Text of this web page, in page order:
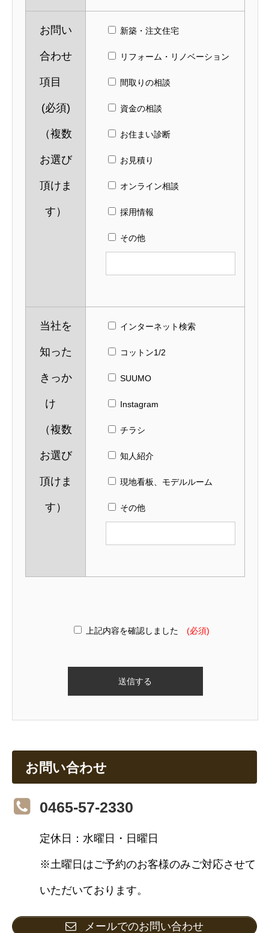
お問い
合わせ
項目
(必須)
（複数
お選び
頂けま
す）
新築・注文住宅
リフォーム・リノベーション
間取りの相談
資金の相談
お住まい診断
お見積り
オンライン相談
採用情報
その他
当社を
知った
きっか
け
（複数
お選び
頂けま
す）
インターネット検索
コットン1/2
SUUMO
Instagram
チラシ
知人紹介
現地看板、モデルルーム
その他
上記内容を確認しました (必須)
お問い合わせ
0465-57-2330
定休日：水曜日・日曜日
※土曜日はご予約のお客様のみご対応させて
いただいております。
メールでのお問い合わせ